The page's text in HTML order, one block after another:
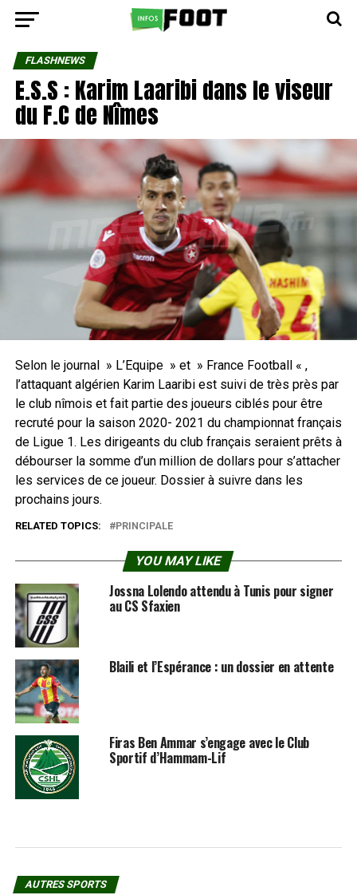
FLASHNEWS
E.S.S : Karim Laaribi dans le viseur
du F.C de Nîmes
Selon le journal » L’Equipe » et » France Football « ,
l’attaquant algérien Karim Laaribi est suivi de très près par
le club nîmois et fait partie des joueurs ciblés pour être
recruté pour la saison 2020- 2021 du championnat français
de Ligue 1. Les dirigeants du club français seraient prêts à
débourser la somme d’un million de dollars pour s’attacher
les services de ce joueur. Dossier à suivre dans les
prochains jours.
RELATED TOPICS: PRINCIPALE
YOU MAY LIKE
Jossna Lolendo attendu à Tunis pour signer
au CS Sfaxien
Blaili et l’Espérance : un dossier en attente
Firas Ben Ammar s’engage avec le Club
Sportif d’Hammam-Lif
AUTRES SPORTS